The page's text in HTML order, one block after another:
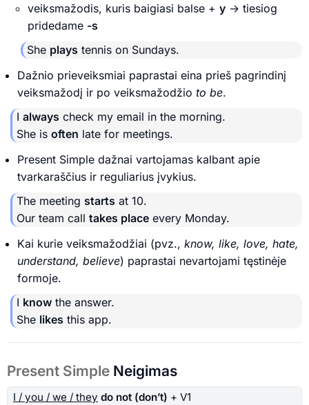
veiksmažodis, kuris baigiasi balse + y → tiesiog
pridedame -s
She plays tennis on Sundays.
Dažnio prieveiksmiai paprastai eina prieš pagrindinį
veiksmažodį ir po veiksmažodžio to be.
I always check my email in the morning.
She is often late for meetings.
Present Simple dažnai vartojamas kalbant apie
tvarkaraščius ir reguliarius įvykius.
The meeting starts at 10.
Our team call takes place every Monday.
Kai kurie veiksmažodžiai (pvz., know, like, love, hate,
understand, believe) paprastai nevartojami tęstinėje
formoje.
I know the answer.
She likes this app.
Present Simple Neigimas
I / you / we / they do not (don’t) + V1